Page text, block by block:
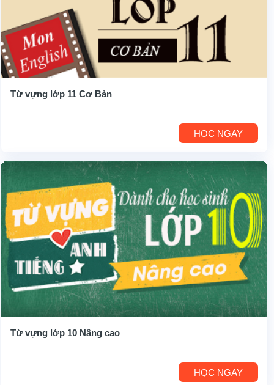
Từ vựng lớp 11 Cơ Bản
HỌC NGAY
Từ vựng lớp 10 Nâng cao
HỌC NGAY